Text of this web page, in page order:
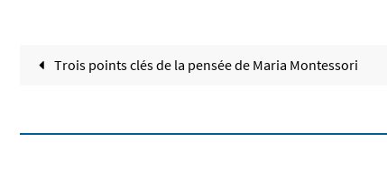
Trois points clés de la pensée de Maria Montessori